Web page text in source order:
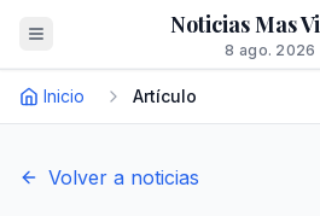
Noticias Mas
8 ago. 2026
Inicio Artículo
Volver a noticias